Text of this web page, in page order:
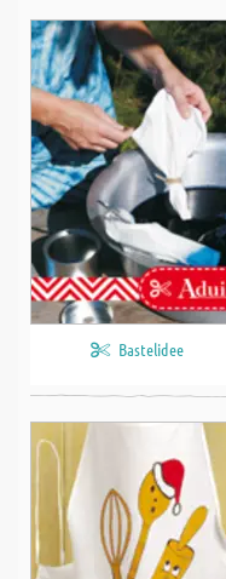
Bastelidee